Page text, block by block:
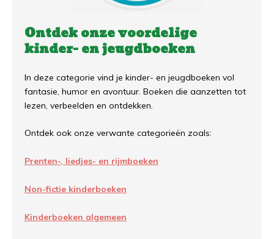
Ontdek onze voordelige
kinder- en jeugdboeken
In deze categorie vind je kinder- en jeugdboeken vol
fantasie, humor en avontuur. Boeken die aanzetten tot
lezen, verbeelden en ontdekken.
Ontdek ook onze verwante categorieën zoals:
Prenten-, liedjes- en rijmboeken
Non-fictie kinderboeken
Kinderboeken algemeen